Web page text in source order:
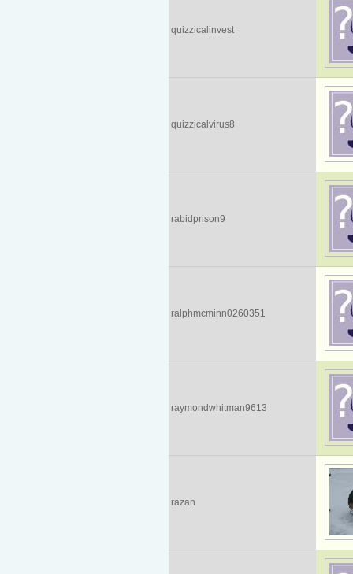
quizzicalinvest
quizzicalvirus8
rabidprison9
ralphmcminn0260351
raymondwhitman9613
razan